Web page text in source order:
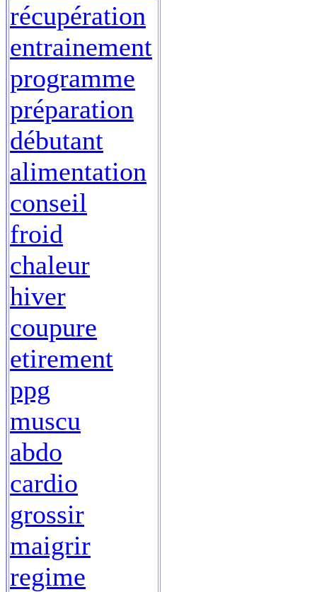
récupération
entrainement
programme
préparation
débutant
alimentation
conseil
froid
chaleur
hiver
coupure
etirement
ppg
muscu
abdo
cardio
grossir
maigrir
regime